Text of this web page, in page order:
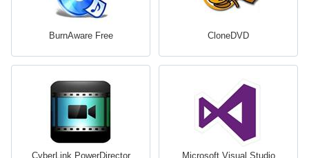
BurnAware Free CloneDVD
CyberLink PowerDirector Microsoft Visual Studio